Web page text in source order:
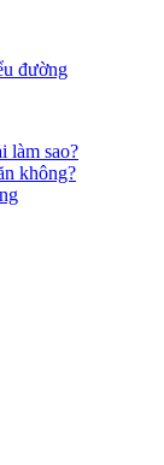
đường
làm sao?
không?